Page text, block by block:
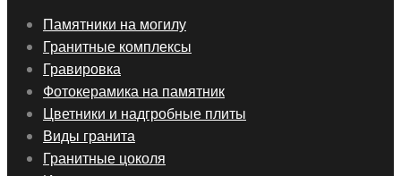
Skip
content
Памятники на могилу
Гранитные комплексы
Гравировка
Фотокерамика на памятник
Цветники и надгробные плиты
Виды гранита
Гранитные цоколя